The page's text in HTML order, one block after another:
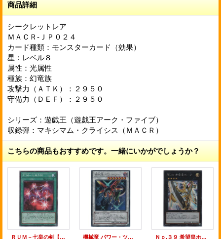
商品詳細
シークレットレア
ＭＡＣＲ-ＪＰ０２４
カード種類：モンスターカード（効果）
星：レベル８
属性：光属性
種族：幻竜族
攻撃力（ＡＴＫ）：２９５０
守備力（ＤＥＦ）：２９５０
シリーズ：遊戯王（遊戯王アーク・ファイブ）
収録弾：マキシマム・クライシス（ＭＡＣＲ）
こちらの商品もおすすめです。一緒にいかがでしょうか？
ＲＵＭ－七皇の剣【ノーマル】 機械竜 パワー・ツール【シークレットレア】 Ｎｏ.３９ 希望皇ホープ【シークレットレア】